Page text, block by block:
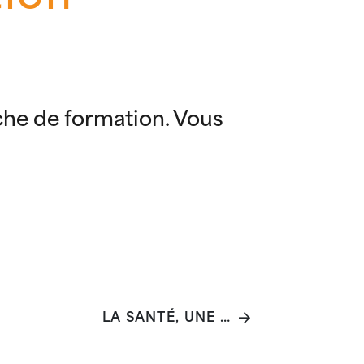
de formation. Vous
LA SANTÉ, UNE RESSOURCE POUR CHACUN·E ET L'AFFAIRE DE TOUT·ES ?